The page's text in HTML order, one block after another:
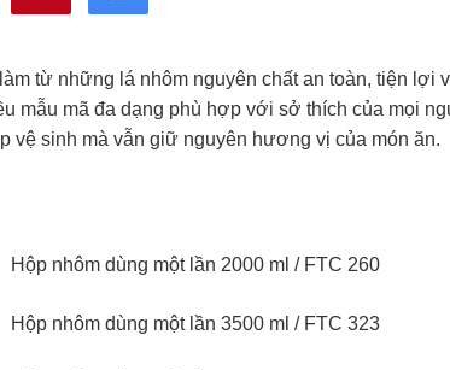
từ những lá nhôm nguyên chất an toàn, tiện lợi
mẫu mã đa dạng phù hợp với sở thích của mọi
vệ sinh mà vẫn giữ nguyên hương vị của món ăn.
Hộp nhôm dùng một lần 2000 ml / FTC 260
Hộp nhôm dùng một lần 3500 ml / FTC 323